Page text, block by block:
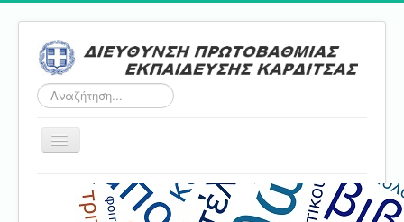
Αναζήτηση...
Εναλλαγή
Αρχική